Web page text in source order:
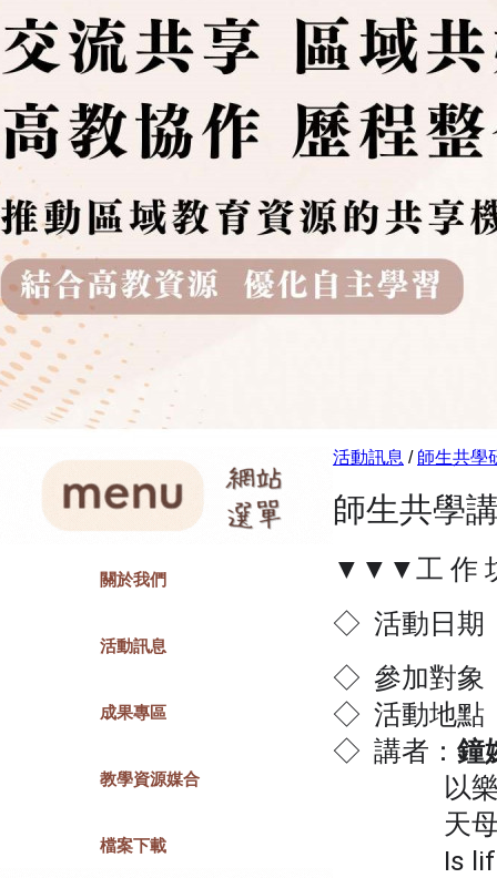
關於我們
活動訊息
成果專區
教學資源媒合
檔案下載
活動訊息 / 師生共學
師生共學
▼▼▼工 作
◇ 活動日期
◇ 參加對象
◇ 活動地點
◇ 講者： 鐘
以樂
天母花
Is life